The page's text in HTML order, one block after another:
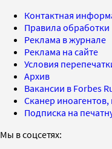
Контактная
Правила обработки
Реклама в журнале
Реклама на сайте
Условия
Архив
Вакансии в Forbes
Сканер
Подписка на
Мы в соцсетях: